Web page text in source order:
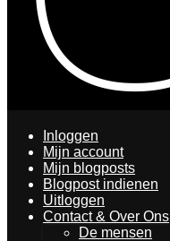
Inloggen
Mijn account
Mijn blogposts
Blogpost indienen
Uitloggen
Contact & Over Ons
De mensen